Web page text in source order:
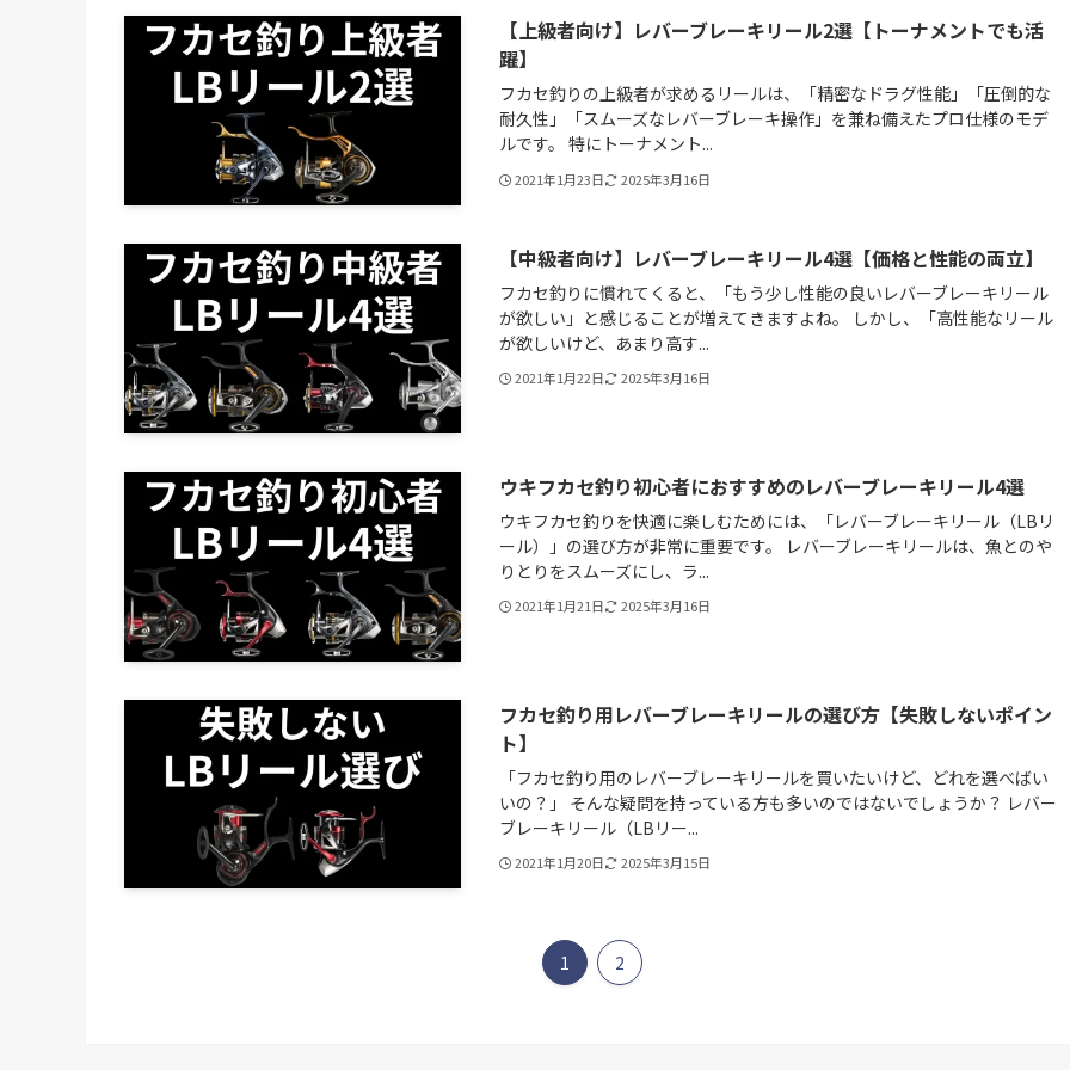
【上級者向け】レバーブレーキリール2選【トーナメントでも活
躍】
フカセ釣りの上級者が求めるリールは、「精密なドラグ性能」「圧倒的な
耐久性」「スムーズなレバーブレーキ操作」を兼ね備えたプロ仕様のモデ
ルです。 特にトーナメント...
2021年1月23日 2025年3月16日
【中級者向け】レバーブレーキリール4選【価格と性能の両立】
フカセ釣りに慣れてくると、「もう少し性能の良いレバーブレーキリール
が欲しい」と感じることが増えてきますよね。 しかし、「高性能なリール
が欲しいけど、あまり高す...
2021年1月22日 2025年3月16日
ウキフカセ釣り初心者におすすめのレバーブレーキリール4選
ウキフカセ釣りを快適に楽しむためには、「レバーブレーキリール（LBリ
ール）」の選び方が非常に重要です。 レバーブレーキリールは、魚とのや
りとりをスムーズにし、ラ...
2021年1月21日 2025年3月16日
フカセ釣り用レバーブレーキリールの選び方【失敗しないポイン
ト】
「フカセ釣り用のレバーブレーキリールを買いたいけど、どれを選べばい
いの？」 そんな疑問を持っている方も多いのではないでしょうか？ レバー
ブレーキリール（LBリー...
2021年1月20日 2025年3月15日
1 2